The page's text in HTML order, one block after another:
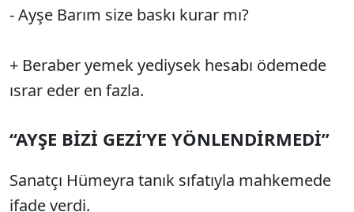
- Ayşe Barım size baskı kurar mı?
+ Beraber yemek yediysek hesabı ödemede
ısrar eder en fazla.
“AYŞE BİZİ GEZİ’YE YÖNLENDİRMEDİ”
Sanatçı Hümeyra tanık sıfatıyla mahkemede
ifade verdi.